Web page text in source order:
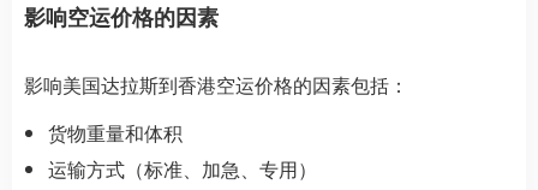
影响空运价格的因素
影响美国达拉斯到香港空运价格的因素包括：
货物重量和体积
运输方式（标准、加急、专用）